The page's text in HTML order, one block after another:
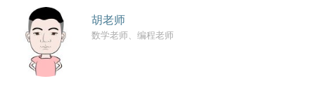
胡老师
数学老师、编程老师